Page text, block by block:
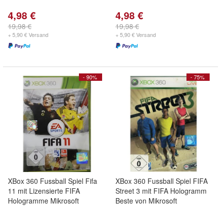
4,98 €
19,98 €
+ 5,90 € Versand
4,98 €
19,98 €
+ 5,90 € Versand
- 90%
XBox 360 Fussball Spiel Fifa
11 mit Lizensierte FIFA
Hologramme Mikrosoft
- 75%
XBox 360 Fussball Spiel FIFA
Street 3 mit FIFA Hologramm
Beste von Mikrosoft